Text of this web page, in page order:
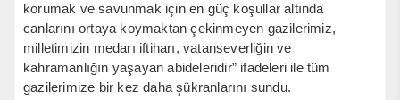
korumak ve savunmak için en güç koşullar altında
canlarını ortaya koymaktan çekinmeyen gazilerimiz,
milletimizin medarı iftiharı, vatanseverliğin ve
kahramanlığın yaşayan abideleridir” ifadeleri ile tüm
gazilerimize bir kez daha şükranlarını sundu.